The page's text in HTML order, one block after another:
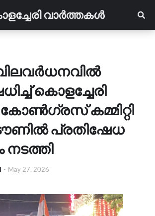
വാർത്തകൾ
കൊളച്ചേരി
കമ്മിറ്റി
പ്രതിഷേധ
നടത്തി
- May 27, 2026